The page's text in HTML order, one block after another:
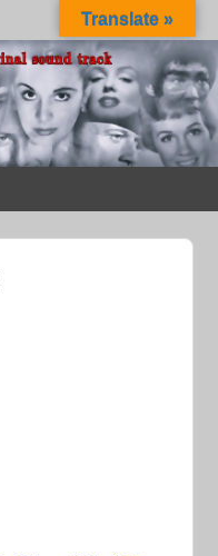
Translate »